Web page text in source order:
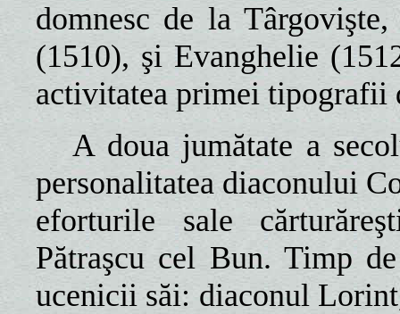
domnesc de la
(1510), şi Evanghelie
activitatea primei tipografii
A doua jumătate a
personalitatea diaconului
eforturile sale
Pătraşcu cel Bun. Timp
ucenicii săi: diaconul